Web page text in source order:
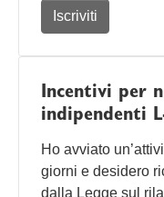
Iscriviti
Incentivi per
indipendenti
Ho avviato
giorni e desidero
dalla Legge sul